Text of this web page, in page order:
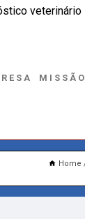
veterinário
MISSÃO
Home